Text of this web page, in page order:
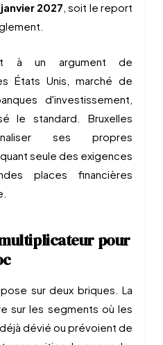
janvier 2027, soit le report
à un argument de
États Unis, marché de
d'investissement,
le standard. Bruxelles
ses propres
seule des exigences
places financières
pour
sur deux briques. La
sur les segments où les
dévié ou prévoient de